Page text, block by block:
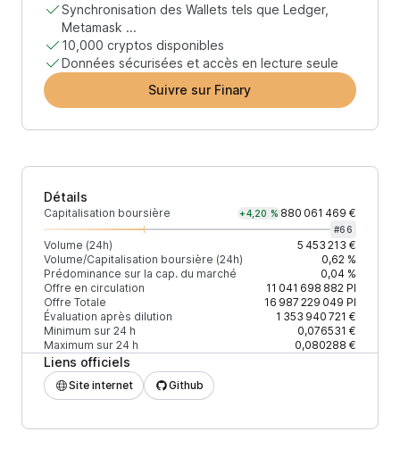
Synchronisation des Wallets tels que Ledger,
Metamask ...
10,000 cryptos disponibles
Données sécurisées et accès en lecture seule
Suivre sur Finary
Détails
Capitalisation boursière +4,20 % 880 061 469 €
#66
Volume (24h)
5 453 213 €
Volume/Capitalisation boursière (24h)
0,62 %
Prédominance sur la cap. du marché
0,04 %
Offre en circulation
11 041 698 882PI
Offre Totale
16 987 229 049 PI
Évaluation après dilution
1 353 940 721 €
Minimum sur 24 h
0,076531 €
Maximum sur 24 h
0,080288 €
Liens officiels
Site internet Github